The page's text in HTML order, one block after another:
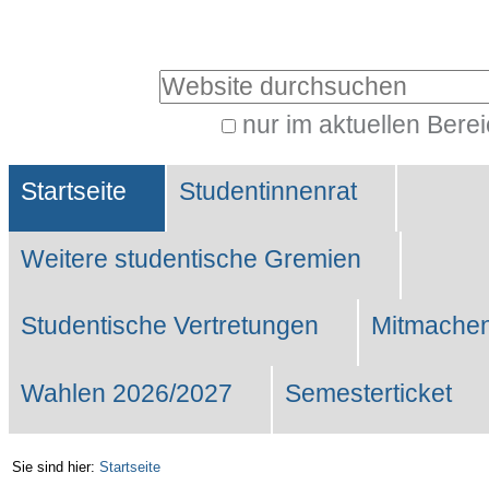
Website durchsuchen
nur im aktuellen
Suche…
Sektionen
Startseite Studentinnenrat
Weitere studentische Gremien
Studentische Vertretungen
Wahlen 2026/2027 Semesterticket
Sie sind hier: Startseite